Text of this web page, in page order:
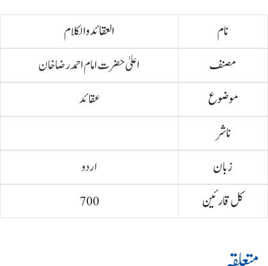
العقائد والکلام
نام
اعلیٰ حضرت امام احمد رضا خان
مصنف
عقائد
موضوع
ناشر
اردو
زبان
700
کل قارئین